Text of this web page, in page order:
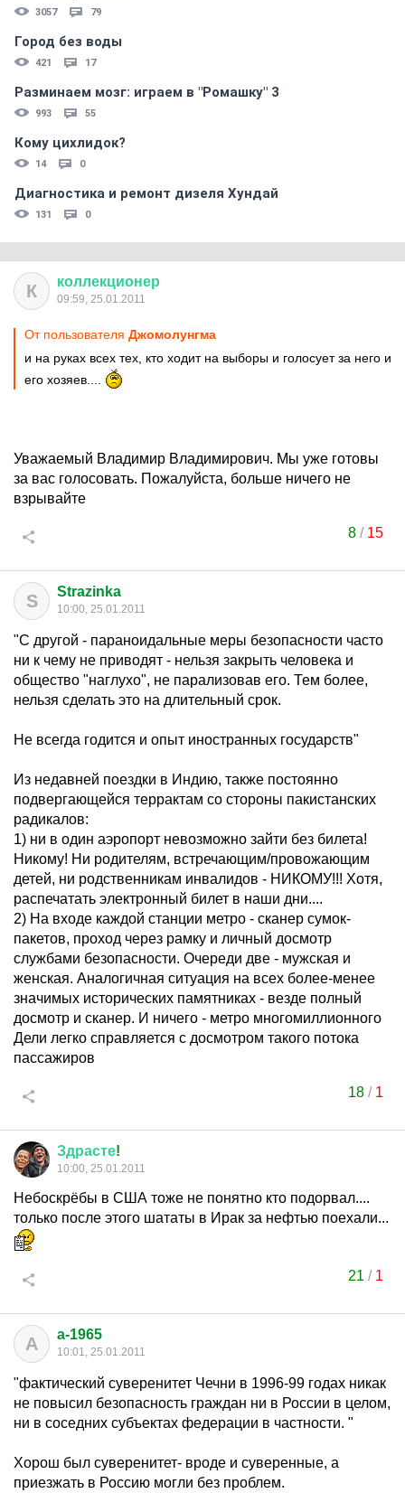
3057 79
Город без воды
421 17
Разминаем мозг: играем в "Ромашку" 3
993 55
Кому цихлидок?
14 0
Диагностика и ремонт дизеля Хундай
131 0
К коллекционер
09:59, 25.01.2011
От пользователя Джомолунгма
и на руках всех тех, кто ходит на выборы и голосует за него и
его хозяев....
Уважаемый Владимир Владимирович. Мы уже готовы
за вас голосовать. Пожалуйста, больше ничего не
взрывайте
8 / 15
S Strazinka
10:00, 25.01.2011
"С другой - параноидальные меры безопасности часто
ни к чему не приводят - нельзя закрыть человека и
общество "наглухо", не парализовав его. Тем более,
нельзя сделать это на длительный срок.
Не всегда годится и опыт иностранных государств"
Из недавней поездки в Индию, также постоянно
подвергающейся террактам со стороны пакистанских
радикалов:
1) ни в один аэропорт невозможно зайти без билета!
Никому! Ни родителям, встречающим/провожающим
детей, ни родственникам инвалидов - НИКОМУ!!! Хотя,
распечатать электронный билет в наши дни....
2) На входе каждой станции метро - сканер сумок-
пакетов, проход через рамку и личный досмотр
службами безопасности. Очереди две - мужская и
женская. Аналогичная ситуация на всех более-менее
значимых исторических памятниках - везде полный
досмотр и сканер. И ничего - метро многомиллионного
Дели легко справляется с досмотром такого потока
пассажиров
18 / 1
Здрасте!
10:00, 25.01.2011
Небоскрёбы в США тоже не понятно кто подорвал....
только после этого шататы в Ирак за нефтью поехали...
21 / 1
A a-1965
10:01, 25.01.2011
"фактический суверенитет Чечни в 1996-99 годах никак
не повысил безопасность граждан ни в России в целом,
ни в соседних субъектах федерации в частности. "
Хорош был суверенитет- вроде и суверенные, а
приезжать в Россию могли без проблем.